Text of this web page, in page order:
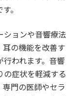
。
ションや音響療法
の機能を改善す
われます。音響
症状を軽減する
門の医師やセラ